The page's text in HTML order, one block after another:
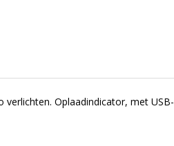
Oplaadindicator, met USB-